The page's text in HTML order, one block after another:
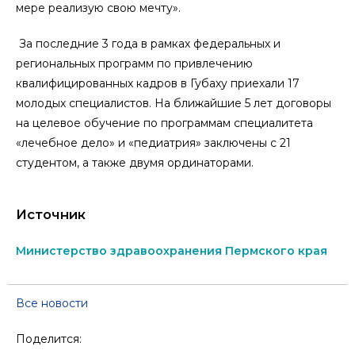
мере реализую свою мечту».
За последние 3 года в рамках федеральных и
региональных программ по привлечению
квалифицированных кадров в Губаху приехали 17
молодых специалистов. На ближайшие 5 лет договоры
на целевое обучение по программам специалитета
«лечебное дело» и «педиатрия» заключены с 21
студентом, а также двумя ординаторами.
Источник
Министерство здравоохранения Пермского края
Все новости
Поделится: